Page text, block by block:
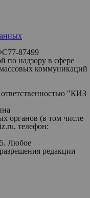
87499
по надзору в сфере
коммуникаций
"КИЗ
органов (в том числе
телефон:
Любое
редакции